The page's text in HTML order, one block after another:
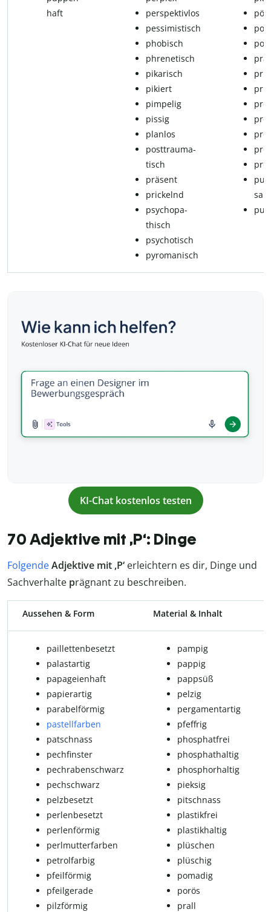
haft
perspektivlos
pessimistisch
phobisch
phre­ne­tisch
pikarisch
pikiert
pimpelig
pissig
planlos
post­trau­ma­
tisch
prä­sent
prickelnd
psy­cho­pa­
thisch
psychotisch
pyromanisch
sam
KI-Chat kostenlos testen
70 Adjektive mit ,P‘: Dinge
FolgendeAdjektive mit ,P‘ erleichtern es dir, Dinge und
Sachverhalte prägnant zu beschreiben.
Aussehen & Form Material & Inhalt
pail­let­ten­be­setzt
palastartig
pa­pa­gei­en­haft
papierartig
parabelförmig
pastellfarben
patschnass
pechfinster
pechrabenschwarz
pechschwarz
pelz­be­setzt
per­len­be­setzt
perlenförmig
perlmutterfarben
pe­t­rol­far­big
pfeilförmig
pfeil­ge­ra­de
pilzförmig
pampig
pappig
pappsüß
pelzig
pergamentartig
pfeffrig
phosphatfrei
phosphathaltig
phosphorhaltig
pieksig
pitschnass
plastikfrei
plastikhaltig
plüschen
plüschig
po­ma­dig
po­rös
prall